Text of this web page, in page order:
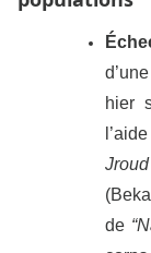
hier
de